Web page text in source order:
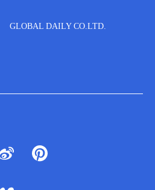
GLOBAL DAILY CO.LTD.